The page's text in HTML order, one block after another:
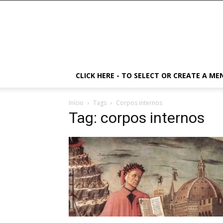
CLICK HERE - TO SELECT OR CREATE A
Início Tags Corpos internos
Tag: corpos internos